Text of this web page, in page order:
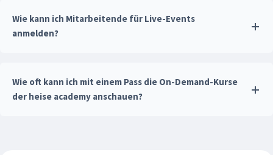
Wie kann ich Mitarbeitende für Live-Events
anmelden?
Wie oft kann ich mit einem Pass die On-Demand-Kurse
der heise academy anschauen?